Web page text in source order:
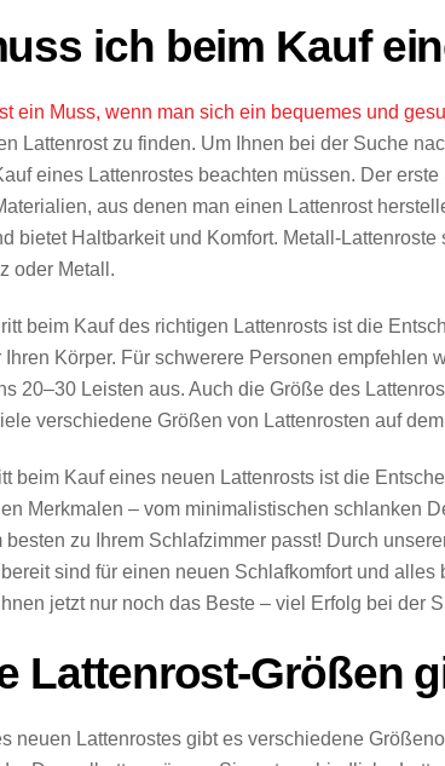
ich beim Kauf
ein Muss, wenn man sich ein bequemes und
Lattenrost zu finden. Um Ihnen bei der Suche
eines Lattenrostes beachten müssen. Der
aus denen man einen Lattenrost
bietet Haltbarkeit und Komfort. Metall-
oder Metall.
beim Kauf des richtigen Lattenrosts ist die
Ihren Körper. Für schwerere Personen
20–30 Leisten aus. Auch die Größe des
verschiedene Größen von Lattenrosten auf
beim Kauf eines neuen Lattenrosts ist die
Merkmalen – vom minimalistischen schlanken
besten zu Ihrem Schlafzimmer passt! Durch
sind für einen neuen Schlafkomfort und
jetzt nur noch das Beste – viel Erfolg bei der
Lattenrost-Größen
neuen Lattenrostes gibt es verschiedene